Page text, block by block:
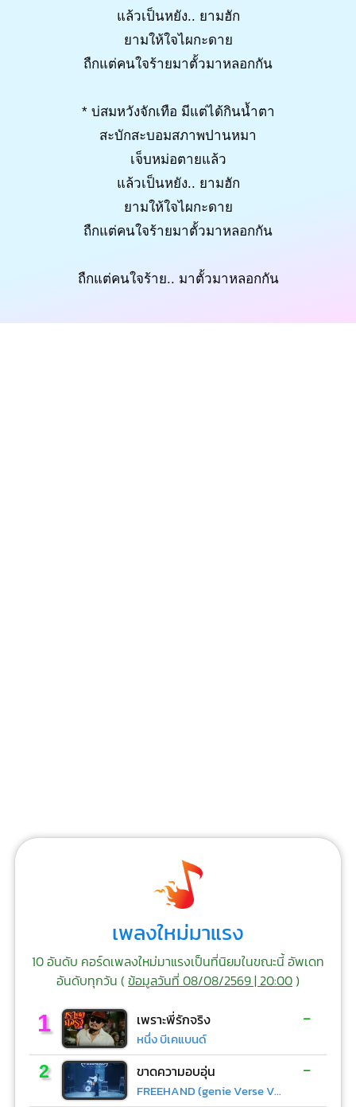
แล้วเป็นหยัง.. ยามฮัก
ยามให้ใจไผกะดาย
ถืกแต่คนใจร้ายมาตั้วมาหลอกกัน
* บ่สมหวังจักเทือ มีแต่ได้กินน้ำตา
สะบักสะบอมสภาพปานหมา
เจ็บหม่อตายแล้ว
แล้วเป็นหยัง.. ยามฮัก
ยามให้ใจไผกะดาย
ถืกแต่คนใจร้ายมาตั้วมาหลอกกัน
ถืกแต่คนใจร้าย.. มาตั้วมาหลอกกัน
เพลงใหม่มาแรง
10 อันดับ คอร์ดเพลงใหม่มาแรงเป็นที่นิยมในขณะนี้ อัพเดท
อันดับทุกวัน (ข้อมูลวันที่ 08/08/2569 | 20:00)
1 เพราะพี่รักจริง
หนึ่ง บีเคแบนด์
-
2 ขาดความอบอุ่น
FREEHAND (genie Verse Vol.1)
-